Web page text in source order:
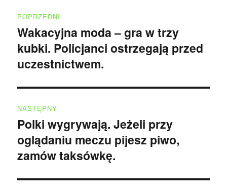
wpisu
POPRZEDNI
Poprzedni
wpis:
Wakacyjna moda – gra w trzy
kubki. Policjanci ostrzegają przed
uczestnictwem.
NASTĘPNY
Następny
wpis:
Polki wygrywają. Jeżeli przy
oglądaniu meczu pijesz piwo,
zamów taksówkę.